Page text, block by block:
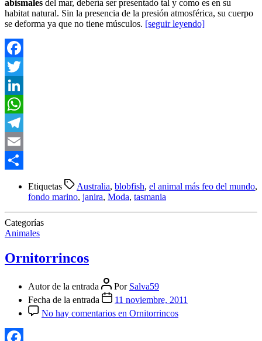
abismales del mar, debería ser presentado tal y como es en su
habitat natural. Sin la presencia de la presión atmosférica, su cuerpo
se deforma ya que no tiene músculos. [seguir leyendo]
Facebook
Twitter
LinkedIn
WhatsApp
Telegram
Email
Etiquetas Australia, blobfish, el animal más feo del mundo,
fondo marino, janira, Moda, tasmania
Categorías
Animales
Ornitorrincos
Autor de la entrada Por Salva59
Fecha de la entrada
11 noviembre, 2011
No hay comentarios en Ornitorrincos